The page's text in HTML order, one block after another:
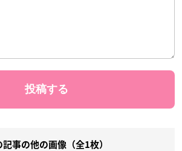
記事の他の画像（全1枚）